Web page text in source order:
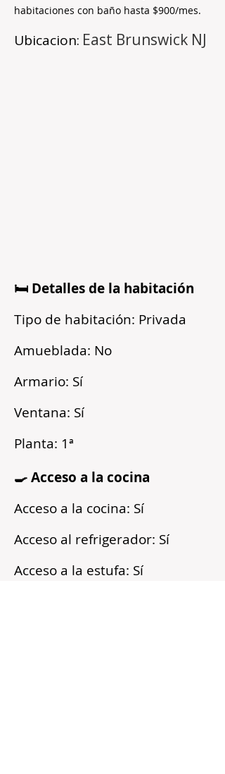
habitaciones con baño hasta $900/mes.
Ubicacion: East Brunswick NJ
🛏️ Detalles de la habitación
Tipo de habitación: Privada
Amueblada: No
Armario: Sí
Ventana: Sí
Planta: 1ª
🍳 Acceso a la cocina
Acceso a la cocina: Sí
Acceso al refrigerador: Sí
Acceso a la estufa: Sí